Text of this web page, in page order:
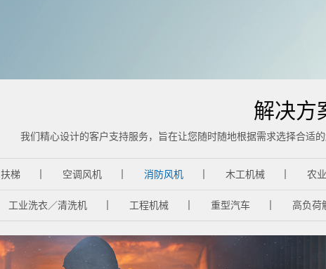
解决方
我们精心设计的客户支持服务，旨在让您随时随地根据需求选择合适
扶梯 空调风机 消防风机 木工机械 农
工业洗衣／清洗机 工程机械 重型汽车 高负荷